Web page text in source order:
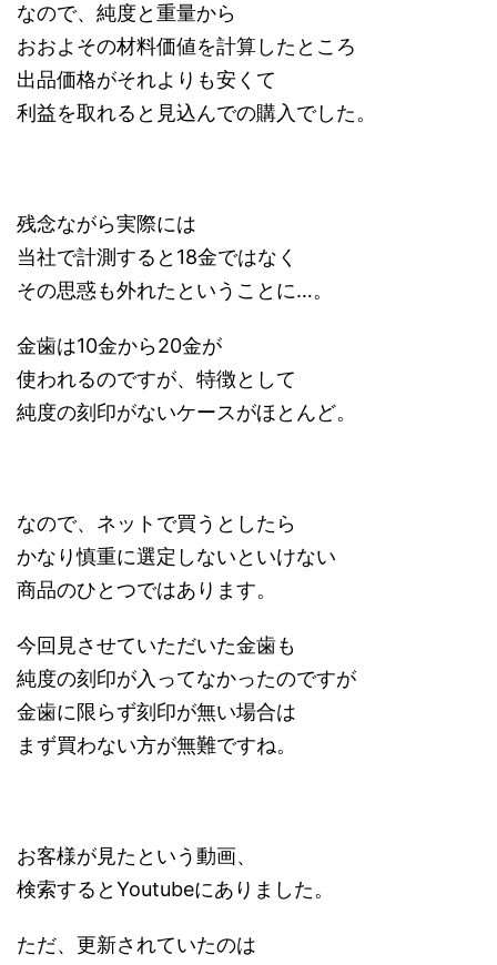
なので、純度と重量から
おおよその材料価値を計算したところ
出品価格がそれよりも安くて
利益を取れると見込んでの購入でした。
残念ながら実際には
当社で計測すると18金ではなく
その思惑も外れたということに…。
金歯は10金から20金が
使われるのですが、特徴として
純度の刻印がないケースがほとんど。
なので、ネットで買うとしたら
かなり慎重に選定しないといけない
商品のひとつではあります。
今回見させていただいた金歯も
純度の刻印が入ってなかったのですが
金歯に限らず刻印が無い場合は
まず買わない方が無難ですね。
お客様が見たという動画、
検索するとYoutubeにありました。
ただ、更新されていたのは